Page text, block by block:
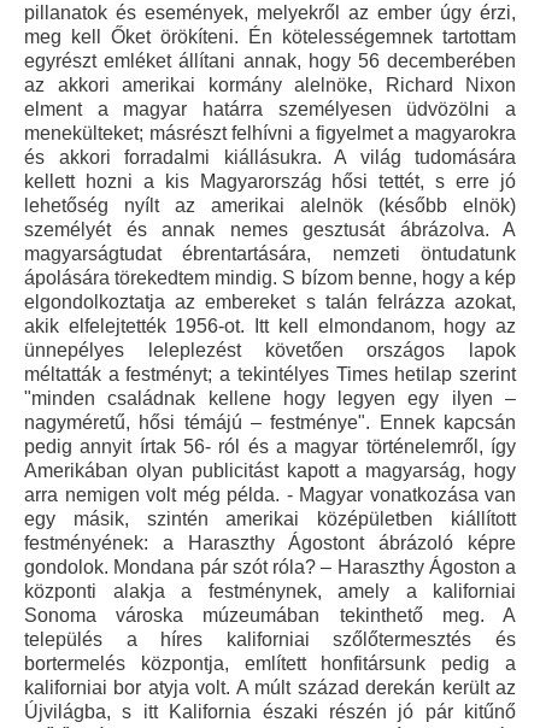
pillanatok és események, melyekről az ember úgy érzi,
meg kell Őket örökíteni. Én kötelességemnek tartottam
egyrészt emléket állítani annak, hogy 56 decemberében
az akkori amerikai kormány alelnöke, Richard Nixon
elment a magyar határra személyesen üdvözölni a
menekülteket; másrészt felhívni a figyelmet a magyarokra
és akkori forradalmi kiállásukra. A világ tudomására
kellett hozni a kis Magyarország hősi tettét, s erre jó
lehetőség nyílt az amerikai alelnök (később elnök)
személyét és annak nemes gesztusát ábrázolva. A
magyarságtudat ébrentartására, nemzeti öntudatunk
ápolására törekedtem mindig. S bízom benne, hogy a kép
elgondolkoztatja az embereket s talán felrázza azokat,
akik elfelejtették 1956-ot. Itt kell elmondanom, hogy az
ünnepélyes leleplezést követően országos lapok
méltatták a festményt; a tekintélyes Times hetilap szerint
"minden családnak kellene hogy legyen egy ilyen –
nagyméretű, hősi témájú – festménye". Ennek kapcsán
pedig annyit írtak 56- ról és a magyar történelemről, így
Amerikában olyan publicitást kapott a magyarság, hogy
arra nemigen volt még példa. - Magyar vonatkozása van
egy másik, szintén amerikai középületben kiállított
festményének: a Haraszthy Ágostont ábrázoló képre
gondolok. Mondana pár szót róla? – Haraszthy Ágoston a
központi alakja a festménynek, amely a kaliforniai
Sonoma városka múzeumában tekinthető meg. A
település a híres kaliforniai szőlőtermesztés és
bortermelés központja, említett honfitársunk pedig a
kaliforniai bor atyja volt. A múlt század derekán került az
Újvilágba, s itt Kalifornia északi részén jó pár kitűnő